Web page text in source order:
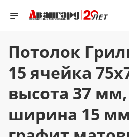
Потолок
15 ячейка
высота 37 мм,
ширина 15